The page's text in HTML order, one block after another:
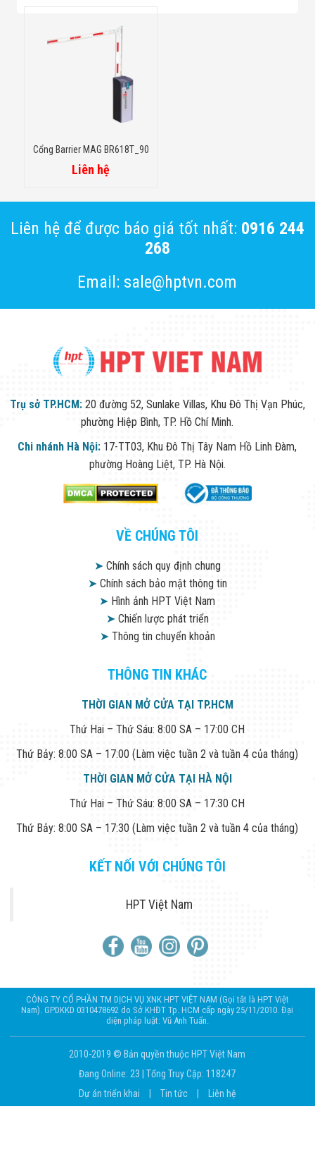
Cổng Barrier MAG BR618T_90
Liên hệ
Liên hệ để được báo giá tốt nhất: 0916 244
268
Email: sale@hptvn.com
Trụ sở TP.HCM: 20 đường 52, Sunlake Villas, Khu Đô Thị Vạn Phúc,
phường Hiệp Bình, TP. Hồ Chí Minh.
Chi nhánh Hà Nội: 17-TT03, Khu Đô Thị Tây Nam Hồ Linh Đàm,
phường Hoàng Liệt, TP. Hà Nội.
VỀ CHÚNG TÔI
➤Chính sách quy định chung
➤Chính sách bảo mật thông tin
➤ Hình ảnh HPT Việt Nam
➤Chiến lược phát triển
➤Thông tin chuyển khoản
THÔNG TIN KHÁC
THỜI GIAN MỞ CỬA TẠI TP.HCM
Thứ Hai – Thứ Sáu: 8:00 SA – 17:00 CH
Thứ Bảy: 8:00 SA – 17:00 (Làm việc tuần 2 và tuần 4 của tháng)
THỜI GIAN MỞ CỬA TẠI HÀ NỘI
Thứ Hai – Thứ Sáu: 8:00 SA – 17:30 CH
Thứ Bảy: 8:00 SA – 17:30 (Làm việc tuần 2 và tuần 4 của tháng)
KẾT NỐI VỚI CHÚNG TÔI
HPT Việt Nam
CÔNG TY CỔ PHẦN TM DỊCH VỤ XNK HPT VIỆT NAM (Gọi tắt là HPT Việt
Nam). GPDKKD 0310478692 do Sở KHĐT Tp. HCM cấp ngày 25/11/2010. Đại
diện pháp luật: Vũ Anh Tuấn.
2010-2019 © Bản quyền thuộc HPT Việt Nam
Đang Online: 23 |Tổng Truy Cập: 118247
Dự án triển khai
Tin tức Liên hệ